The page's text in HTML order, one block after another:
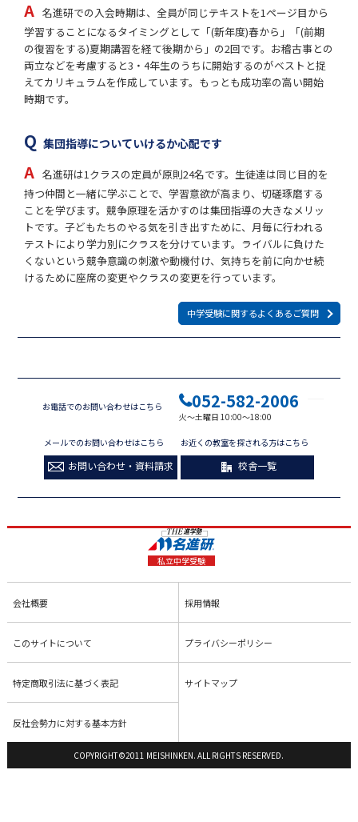
名進研での入会時期は、全員が同じテキストを1ページ目から
学習することになるタイミングとして「(新年度)春から」「(前期
の復習をする)夏期講習を経て後期から」の2回です。お稽古事との
両立などを考慮すると3・4年生のうちに開始するのがベストと捉
えてカリキュラムを作成しています。もっとも成功率の高い開始
時期です。
集団指導についていけるか心配です
名進研は1クラスの定員が原則24名です。生徒達は同じ目的を
持つ仲間と一緒に学ぶことで、学習意欲が高まり、切磋琢磨する
ことを学びます。競争原理を活かすのは集団指導の大きなメリッ
トです。子どもたちのやる気を引き出すために、月毎に行われる
テストにより学力別にクラスを分けています。ライバルに負けた
くないという競争意識の刺激や動機付け、気持ちを前に向かせ続
けるために座席の変更やクラスの変更を行っています。
中学受験に関するよくあるご質問
お電話でのお問い合わせはこちら 052-582-2006
火～土曜日 10:00～18:00
メールでのお問い合わせはこちら
お問い合わせ・資料請求
お近くの教室を探される方はこちら
校舎一覧
私立中学受験
会社概要 採用情報
このサイトについて プライバシーポリシー
特定商取引法に基づく表記 サイトマップ
反社会勢力に対する基本方針
COPYRIGHT©2011 MEISHINKEN. ALL RIGHTS RESERVED.